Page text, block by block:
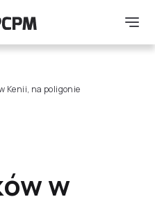
Logo
Kenii, na poligonie
w